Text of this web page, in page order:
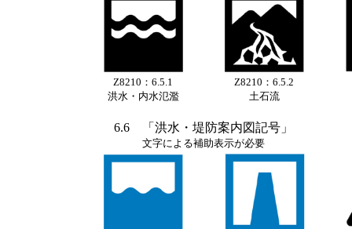
Z8210：6.5.1
洪水・内水氾濫
Z8210：6.5.2
土石流
6.6 「洪水・堤防案内図記号」
文字による補助表示が必要